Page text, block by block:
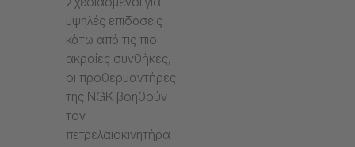
Σχεδιασμένοι για
υψηλές επιδόσεις
κάτω από τις πιο
ακραίες συνθήκες,
οι προθερμαντήρες
της NGK βοηθούν
τον
πετρελαιοκινητήρα